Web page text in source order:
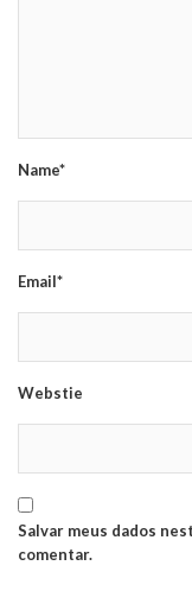
Name*
Email*
Webstie
Salvar meus dados
comentar.